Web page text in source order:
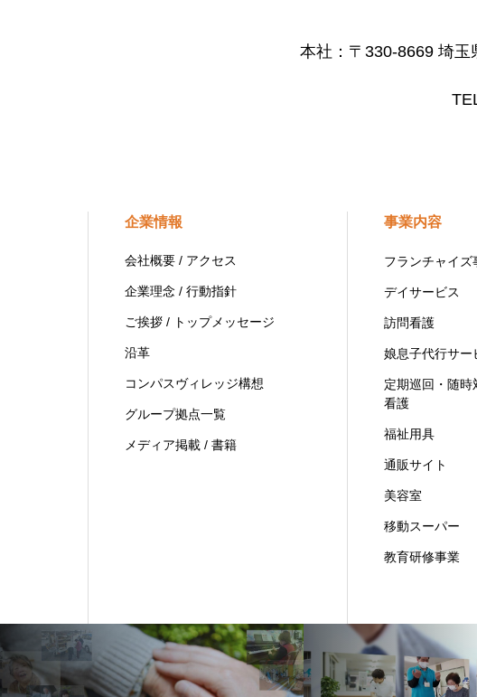
本社：〒330-8669 埼
企業情報
会社概要 / アクセス
企業理念 / 行動指針
ご挨拶 / トップメッセージ
沿革
コンパスヴィレッジ構想
グループ拠点一覧
メディア掲載 / 書籍
事業内容
フランチャイズ
デイサービス
訪問看護
娘息子代行サー
定期巡回・随
看護
福祉用具
通販サイト
美容室
移動スーパー
教育研修事業